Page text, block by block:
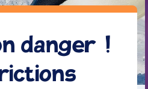
danger !